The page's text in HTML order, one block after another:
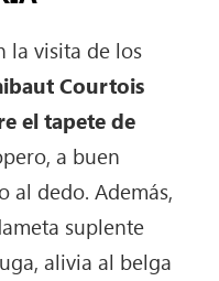
la visita de los
Courtois
el tapete de
a buen
al dedo. Además,
suplente
alivia al belga